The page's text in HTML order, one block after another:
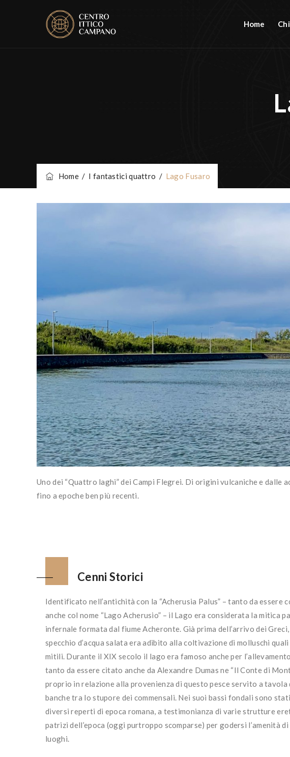
Home
Home/ I fantastici quattro / Lago Fusaro
Uno dei “Quattro laghi” dei Campi Flegrei. Di origini vulcaniche e
fino a epoche ben più recenti.
Cenni Storici
Identificato nell’antichità con la “Acherusia Palus” – tanto da essere
anche col nome “Lago Acherusio” – il Lago era considerata la mitica
infernale formata dal fiume Acheronte. Già prima dell’arrivo dei
specchio d’acqua salata era adibito alla coltivazione di molluschi
mitili. Durante il XIX secolo il lago era famoso anche per
tanto da essere citato anche da Alexandre Dumas ne “Il Conte di
proprio in relazione alla provenienza di questo pesce servito a tavola
banche tra lo stupore dei commensali. Nei suoi bassi fondali sono
diversi reperti di epoca romana, a testimonianza di varie strutture
patrizi dell’epoca (oggi purtroppo scomparse) per godersi l’amenità
luoghi.